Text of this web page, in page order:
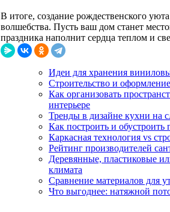
В итоге, создание рождественского
волшебства. Пусть ваш дом станет
праздника наполнит сердца теплом и
Идеи для хранения
Строительство и
Как организовать
интерьере
Тренды в дизайне кухни на
Как построить и обустроить
Каркасная технология vs
Рейтинг производителей
Деревянные, пластиковые
климата
Сравнение материалов для
Что выгоднее: натяжной